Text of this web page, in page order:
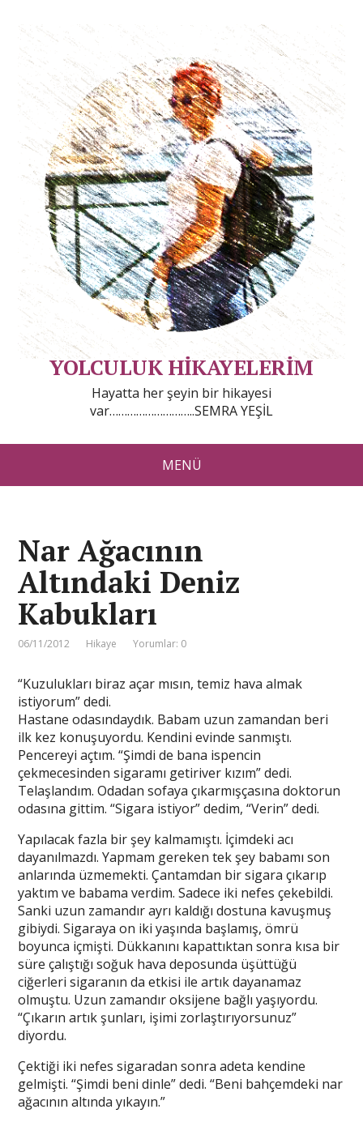
YOLCULUK HİKAYELERİM
Hayatta her şeyin bir hikayesi
var………………………..SEMRA YEŞİL
MENÜ
Nar Ağacının
Altındaki Deniz
Kabukları
06/11/2012 Hikaye Yorumlar: 0
“Kuzulukları biraz açar mısın, temiz hava almak
istiyorum” dedi.
Hastane odasındaydık. Babam uzun zamandan beri
ilk kez konuşuyordu. Kendini evinde sanmıştı.
Pencereyi açtım. “Şimdi de bana ispencin
çekmecesinden sigaramı getiriver kızım” dedi.
Telaşlandım. Odadan sofaya çıkarmışçasına doktorun
odasına gittim. “Sigara istiyor” dedim, “Verin” dedi.
Yapılacak fazla bir şey kalmamıştı. İçimdeki acı
dayanılmazdı. Yapmam gereken tek şey babamı son
anlarında üzmemekti. Çantamdan bir sigara çıkarıp
yaktım ve babama verdim. Sadece iki nefes çekebildi.
Sanki uzun zamandır ayrı kaldığı dostuna kavuşmuş
gibiydi. Sigaraya on iki yaşında başlamış, ömrü
boyunca içmişti. Dükkanını kapattıktan sonra kısa bir
süre çalıştığı soğuk hava deposunda üşüttüğü
ciğerleri sigaranın da etkisi ile artık dayanamaz
olmuştu. Uzun zamandır oksijene bağlı yaşıyordu.
“Çıkarın artık şunları, işimi zorlaştırıyorsunuz”
diyordu.
Çektiği iki nefes sigaradan sonra adeta kendine
gelmişti. “Şimdi beni dinle” dedi. “Beni bahçemdeki nar
ağacının altında yıkayın.”